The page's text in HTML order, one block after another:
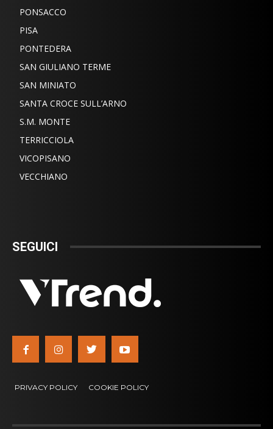
PONSACCO
PISA
PONTEDERA
SAN GIULIANO TERME
SAN MINIATO
SANTA CROCE SULL’ARNO
S.M. MONTE
TERRICCIOLA
VICOPISANO
VECCHIANO
SEGUICI
PRIVACY POLICY COOKIE POLICY